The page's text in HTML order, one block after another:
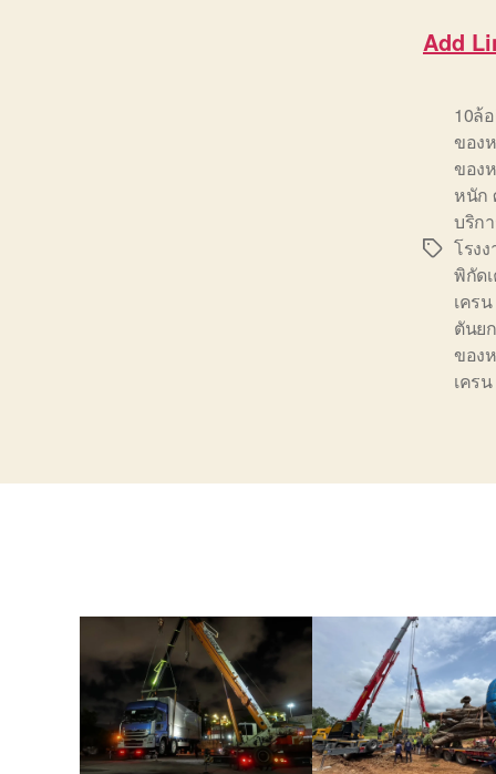
Add
Tags
10ล้
ของ
ของ
หนัก
บริก
โรง
พิกัด
เคร
ตันย
ของ
เคร